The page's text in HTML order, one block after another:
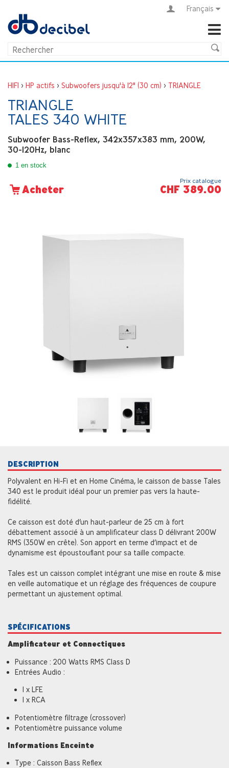
Français
HIFI > HP actifs > Subwoofers jusqu'à 12" (30 cm) > TRIANGLE
TRIANGLE
TALES 340 WHITE
Subwoofer Bass-Reflex, 342x357x383 mm, 200W,
30-120Hz, blanc
1 en stock
Acheter
Prix catalogue
CHF 389.00
DESCRIPTION
Polyvalent en Hi-Fi et en Home Cinéma, le caisson de basse Tales
340 est le produit idéal pour un premier pas vers la haute-
fidélité.
Ce caisson est doté d’un haut-parleur de 25 cm à fort
débattement associé à un amplificateur class D délivrant 200W
RMS (350W en crête). Son apport en terme d’impact et de
dynamisme est époustouflant pour sa taille compacte.
Tales est un caisson complet intégrant une mise en route & mise
en veille automatique et un réglage des fréquences de coupure
permettant un ajustement optimal.
SPÉCIFICATIONS
Amplificateur et Connectiques
Puissance : 200 Watts RMS Class D
Entrées Audio :
1 x LFE
1 x RCA
Potentiomètre filtrage (crossover)
Potentiomètre puissance volume
Informations Enceinte
Type : Caisson Bass Reflex